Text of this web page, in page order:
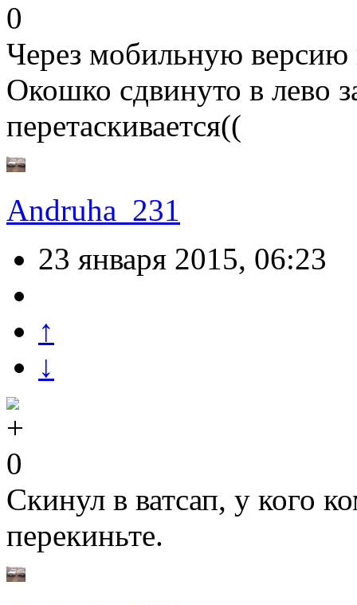
0
Через мобильную версию
Окошко сдвинуто в лево
перетаскивается((
Andruha_231
23 января 2015, 06:23
↑
↓
0
Скинул в ватсап, у кого
перекиньте.